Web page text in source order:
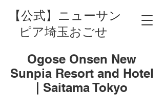
【公式】ニューサン
ピア埼玉おごせ
Ogose Onsen New
Sunpia Resort and Hotel
| Saitama Tokyo